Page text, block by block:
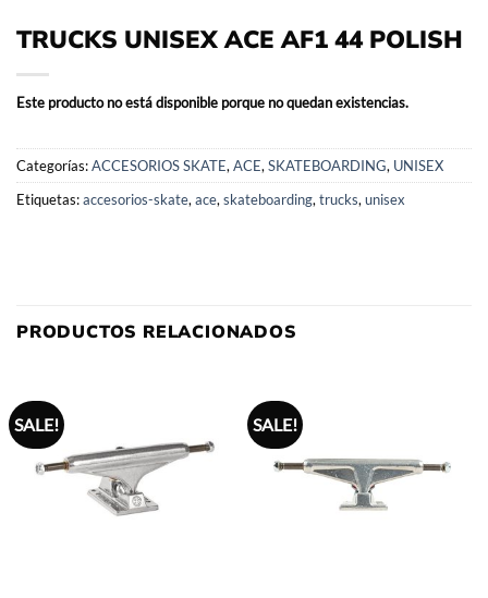
TRUCKS UNISEX ACE AF1 44 POLISH
Este producto no está disponible porque no quedan existencias.
Categorías:ACCESORIOS SKATE, ACE, SKATEBOARDING, UNISEX
Etiquetas:accesorios-skate, ace, skateboarding, trucks, unisex
PRODUCTOS RELACIONADOS
SALE! SALE!